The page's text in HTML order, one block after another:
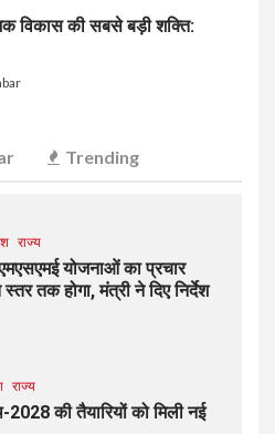
विकास की सबसे बड़ी शक्ति:
Trending
राज्य
योजनाओं का प्रचार
तक होगा, मंत्री ने दिए निर्देश
राज्य
2028 की तैयारियों को मिली नई